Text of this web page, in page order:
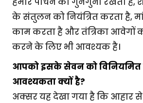
के संतुलन को नियंत्रित करता है,
काम करता है और तंत्रिका आवेगों
करने के लिए भी आवश्यक है।
आपको इसके सेवन को
आवश्यकता क्यों है?
अक्सर यह देखा गया है कि आहार से